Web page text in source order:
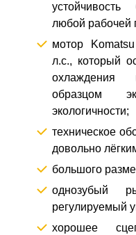
любой рабочей
мотор
л.с., который
охлаждения
образцом
экологичности;
техническое
довольно
большого
однозубый
регулируемый
хорошее